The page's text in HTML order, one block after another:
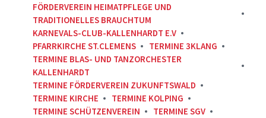
FÖRDERVEREIN HEIMATPFLEGE UND
TRADITIONELLES BRAUCHTUM
KARNEVALS-CLUB-KALLENHARDT E.V
PFARRKIRCHE ST.CLEMENS
TERMINE 3KLANG
TERMINE BLAS- UND TANZORCHESTER
KALLENHARDT
TERMINE FÖRDERVEREIN ZUKUNFTSWALD
TERMINE KIRCHE
TERMINE KOLPING
TERMINE SCHÜTZENVEREIN
TERMINE SGV